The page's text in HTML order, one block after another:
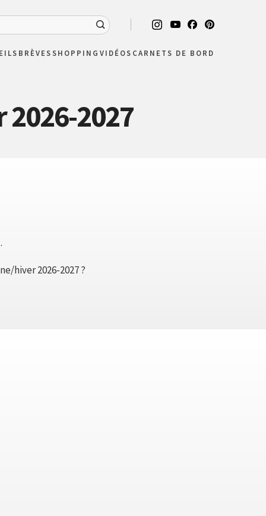
BRÈVESSHOPPING VIDÉOS CARNETS DE BORD
2027
hiver 2026-2027 ?